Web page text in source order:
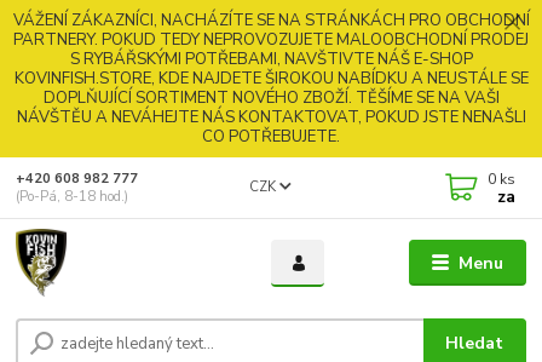
VÁŽENÍ ZÁKAZNÍCI, NACHÁZÍTE SE NA STRÁNKÁCH PRO OBCHODNÍ
PARTNERY. POKUD TEDY NEPROVOZUJETE MALOOBCHODNÍ PRODEJ
S RYBÁŘSKÝMI POTŘEBAMI, NAVŠTIVTE NÁŠ E-SHOP
KOVINFISH.STORE, KDE NAJDETE ŠIROKOU NABÍDKU A NEUSTÁLE SE
DOPLŇUJÍCÍ SORTIMENT NOVÉHO ZBOŽÍ. TĚŠÍME SE NA VAŠI
NÁVŠTĚU A NEVÁHEJTE NÁS KONTAKTOVAT, POKUD JSTE NENAŠLI
CO POTŘEBUJETE.
Menu
CZK
Hledat
+420 608 982 777
(Po-Pá, 8-18 hod.)
0 ks
za